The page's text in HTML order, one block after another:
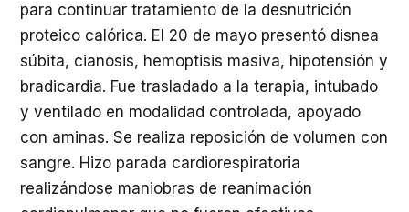
para continuar tratamiento de la desnutrición
proteico calórica. El 20 de mayo presentó disnea
súbita, cianosis, hemoptisis masiva, hipotensión y
bradicardia. Fue trasladado a la terapia, intubado
y ventilado en modalidad controlada, apoyado
con aminas. Se realiza reposición de volumen con
sangre. Hizo parada cardiorespiratoria
realizándose maniobras de reanimación